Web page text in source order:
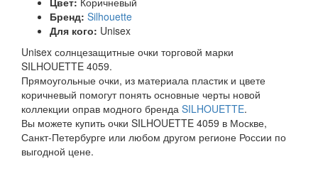
Бренд: Silhouette
Для кого: Unisex
Unisex солнцезащитные очки торговой марки
SILHOUETTE 4059.
Прямоугольные очки, из материала пластик и цвете
коричневый помогут понять основные черты новой
коллекции оправ модного бренда SILHOUETTE.
Вы можете купить очки SILHOUETTE 4059 в Москве,
Санкт-Петербурге или любом другом регионе России по
выгодной цене.